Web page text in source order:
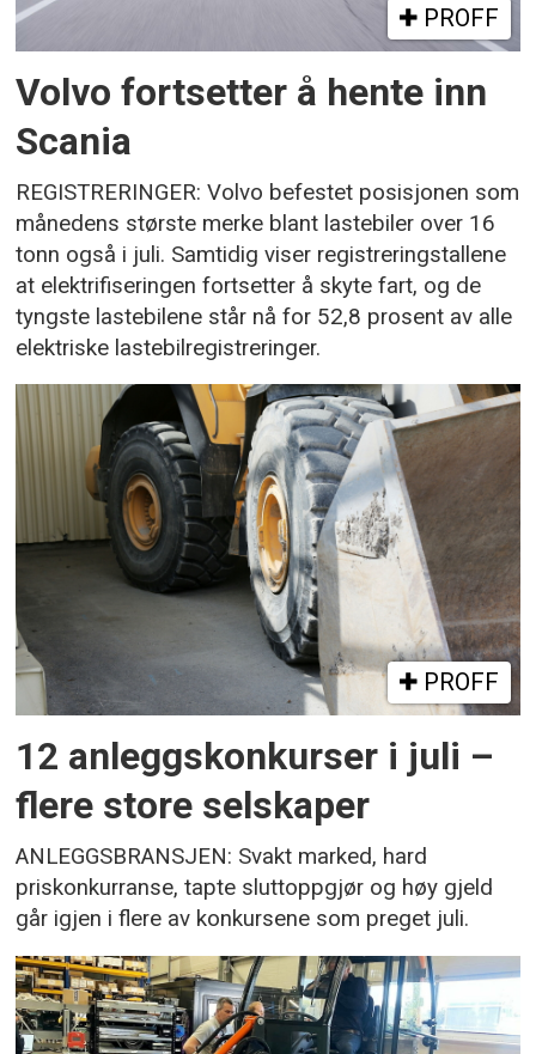
PROFF
Volvo fortsetter å hente inn
Scania
REGISTRERINGER: Volvo befestet posisjonen som
månedens største merke blant lastebiler over 16
tonn også i juli. Samtidig viser registreringstallene
at elektrifiseringen fortsetter å skyte fart, og de
tyngste lastebilene står nå for 52,8 prosent av alle
elektriske lastebilregistreringer.
PROFF
12 anleggskonkurser i juli –
flere store selskaper
ANLEGGSBRANSJEN: Svakt marked, hard
priskonkurranse, tapte sluttoppgjør og høy gjeld
går igjen i flere av konkursene som preget juli.